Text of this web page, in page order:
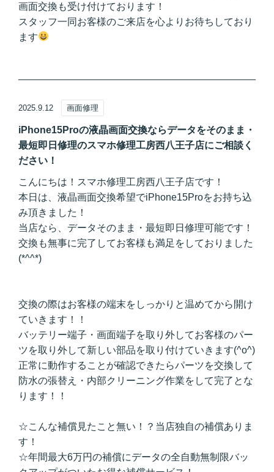
画面交換も受け付けております！
スタッフ一同お客様のご来店を心よりお待ちしており
ます
2025.9.12 画面修理
iPhone15Proの液晶画面交換ならデータをそのまま・
最短即日修理のスマホ修理工房西八王子店にご相談く
ださい！
こんにちは！スマホ修理工房西八王子店です！
本日は、液晶画面交換希望でiPhone15Proをお持ち込
み頂きました！
当店なら、データそのまま・最短即日修理可能です！
交換も無事に完了してお客様も満足をしておりました
(*^^*)
交換の際はお客様の端末をしっかりと温めてから開け
ていきます！！
バッテリー端子・画面端子を取り外してお客様のパー
ツを取り外して新しい部品を取り付けていきます(^o^)
正常に動作することが確認できたらパーツを交換して
防水の張替え・内部クリーニング作業をして完了とな
ります！！
☆こんな補償見たこと無い！？当店独自の補償ありま
す！
☆年間最大6万円の補償にデータの全自動無制限バッ